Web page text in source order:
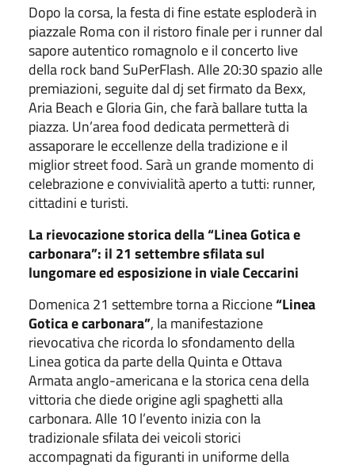
Dopo la corsa, la festa di fine estate esploderà in
piazzale Roma con il ristoro finale per i runner dal
sapore autentico romagnolo e il concerto live
della rock band SuPerFlash. Alle 20:30 spazio alle
premiazioni, seguite dal dj set firmato da Bexx,
Aria Beach e Gloria Gin, che farà ballare tutta la
piazza. Un’area food dedicata permetterà di
assaporare le eccellenze della tradizione e il
miglior street food. Sarà un grande momento di
celebrazione e convivialità aperto a tutti: runner,
cittadini e turisti.
La rievocazione storica della “Linea Gotica e
carbonara”: il 21 settembre sfilata sul
lungomare ed esposizione in viale Ceccarini
Domenica 21 settembre torna a Riccione“Linea
Gotica e carbonara”, la manifestazione
rievocativa che ricorda lo sfondamento della
Linea gotica da parte della Quinta e Ottava
Armata anglo-americana e la storica cena della
vittoria che diede origine agli spaghetti alla
carbonara. Alle 10 l’evento inizia con la
tradizionale sfilata dei veicoli storici
accompagnati da figuranti in uniforme della